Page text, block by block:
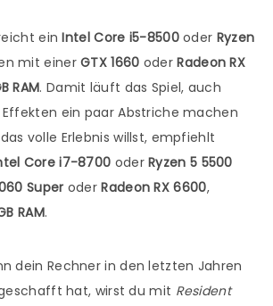
einIntel Core i5-8500oder Ryzen
mit einerGTX 1660 oderRadeon RX
RAM. Damit läuft das Spiel, auch
ein paar Abstriche machen
volle Erlebnis willst, empfiehlt
Core i7-8700 oderRyzen 5 5500
Super oderRadeon RX 6600,
RAM.
dein Rechner in den letzten Jahren
hat, wirst du mit Resident